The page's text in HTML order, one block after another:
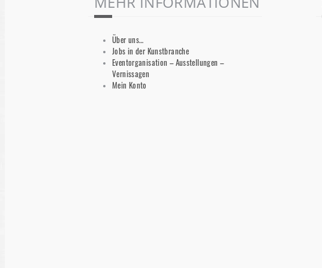
Über uns…
Jobs in der Kunstbranche
Eventorganisation – Ausstellungen –
Vernissagen
Mein Konto